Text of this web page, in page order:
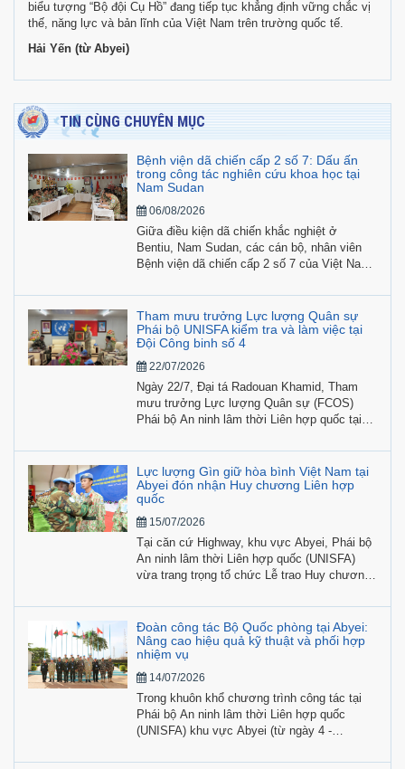
biểu tượng “Bộ đội Cụ Hồ” đang tiếp tục khẳng định vững chắc vị
thế, năng lực và bản lĩnh của Việt Nam trên trường quốc tế.
Hải Yến (từ Abyei)
TIN CÙNG CHUYÊN MỤC
Bệnh viện dã chiến cấp 2 số 7: Dấu ấn
trong công tác nghiên cứu khoa học tại
Nam Sudan
06/08/2026
Giữa điều kiện dã chiến khắc nghiệt ở
Bentiu, Nam Sudan, các cán bộ, nhân viên
Bệnh viện dã chiến cấp 2 số 7 của Việt Nam
cứu, điều trị cho lực lượng gìn giữ hòa bình
Liên hợp quốc mà còn tích cực tiến hành
nghiên cứu khoa học gắn với thực tiễn nhiệm
vụ.
Tham mưu trưởng Lực lượng Quân sự
Phái bộ UNISFA kiểm tra và làm việc tại
Đội Công binh số 4
22/07/2026
Ngày 22/7, Đại tá Radouan Khamid, Tham
mưu trưởng Lực lượng Quân sự (FCOS)
Phái bộ An ninh lâm thời Liên hợp quốc tại
việc trực tiếp tại Đội Công binh số 4 Việt
Nam. Buổi làm việc tập trung rà soát công
tác hiệp đồng tác chiến, tiến độ triển khai các
nhiệm vụ kỹ thuật quân sự và khả năng bảo
đảm hậu cần - kỹ thuật tại địa bàn.
Lực lượng Gìn giữ hòa bình Việt Nam tại
Abyei đón nhận Huy chương Liên hợp
quốc
15/07/2026
Tại căn cứ Highway, khu vực Abyei, Phái bộ
An ninh lâm thời Liên hợp quốc (UNISFA)
vừa trang trọng tổ chức Lễ trao Huy chương
quốc” cho 184 cán bộ, nhân viên Đội Công
binh số 4 cùng các sĩ quan cá nhân đang làm
nhiệm vụ tại Phái bộ.
Đoàn công tác Bộ Quốc phòng tại Abyei:
Nâng cao hiệu quả kỹ thuật và phối hợp
nhiệm vụ
14/07/2026
Trong khuôn khổ chương trình công tác tại
Phái bộ An ninh lâm thời Liên hợp quốc
(UNISFA) khu vực Abyei (từ ngày 4 -
Việt Nam do Đại tá Phạm Tân Phong, Phó